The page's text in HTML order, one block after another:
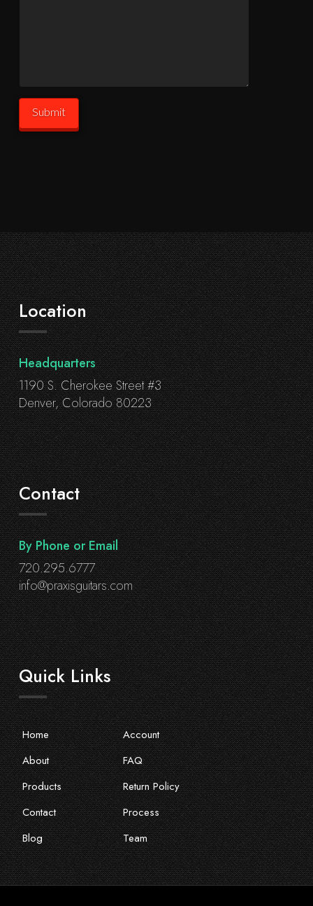
Location
Headquarters
1190 S. Cherokee Street #3
Denver, Colorado 80223
Contact
By Phone or Email
720.295.6777
info@praxisguitars.com
Quick Links
Home
About
Products
Contact
Blog
Account
FAQ
Return Policy
Process
Team